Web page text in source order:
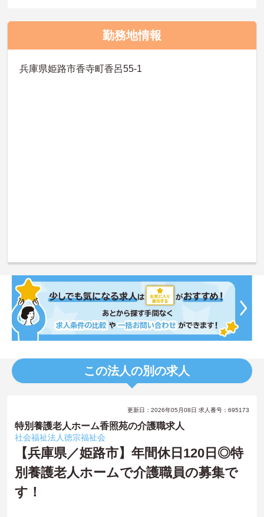
勤務地情報
兵庫県姫路市香寺町香呂55-1
この法人の別の求人
更新日：2026年05月08日 求人番号：695173
特別養護老人ホーム香照苑の介護職求人
社会福祉法人徳宗福祉会
【兵庫県／姫路市】年間休日120日◎特
別養護老人ホームで介護職員の募集で
す！